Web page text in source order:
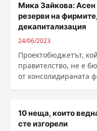
Мика Зайкова:
резерви на
декапитализация
24/06/2023
Проектобюджетът,
правителство, не е
от консолидираната
10 неща, които
сте изгорели